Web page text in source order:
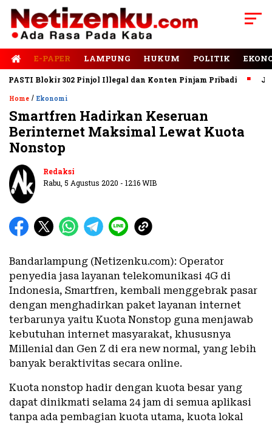
E-PAPER LAMPUNG HUKUM POLITIK
Blokir 302 Pinjol Illegal dan Konten Pinjam Pribadi Jalan
Home / Ekonomi
Smartfren Hadirkan Keseruan
Berinternet Maksimal Lewat Kuota
Nonstop
Redaksi
Rabu, 5 Agustus 2020 - 12:16 WIB
Bandarlampung (Netizenku.com): Operator
penyedia jasa layanan telekomunikasi 4G di
Indonesia, Smartfren, kembali menggebrak pasar
dengan menghadirkan paket layanan internet
terbarunya yaitu Kuota Nonstop guna menjawab
kebutuhan internet masyarakat, khususnya
Millenial dan Gen Z di era new normal, yang lebih
banyak beraktivitas secara online.
Kuota nonstop hadir dengan kuota besar yang
dapat dinikmati selama 24 jam di semua aplikasi
tanpa ada pembagian kuota utama, kuota lokal